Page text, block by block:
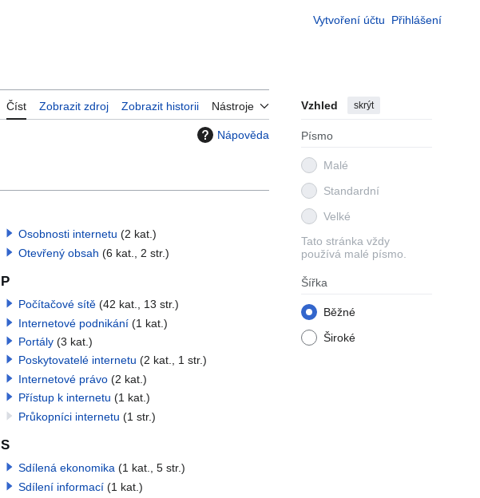
Vytvoření účtu Přihlášení
Číst Zobrazit zdroj Zobrazit historii Nástroje Vzhled skrýt
Písmo
Malé
Standardní
Velké
Tato stránka vždy
používá malé písmo.
Šířka
Běžné
Široké
Nápověda
Osobnosti internetu (2 kat.)
Otevřený obsah (6 kat., 2 str.)
P
Počítačové sítě (42 kat., 13 str.)
Internetové podnikání (1 kat.)
Portály (3 kat.)
Poskytovatelé internetu (2 kat., 1 str.)
Internetové právo (2 kat.)
Přístup k internetu (1 kat.)
Průkopníci internetu (1 str.)
S
Sdílená ekonomika (1 kat., 5 str.)
Sdílení informací (1 kat.)